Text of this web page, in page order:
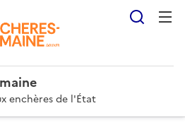
enchères de l'État